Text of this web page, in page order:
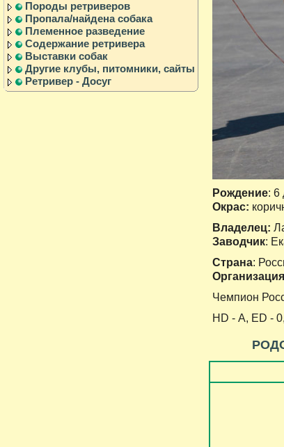
Рождение: 6
Окрас:
Владелец:
Заводчик:
Страна:
Чемпион
HD - А, ED -
Породы ретриверов
Пропала/найдена собака
Племенное разведение
Содержание ретривера
Выставки собак
Другие клубы, питомники, сайты
Ретривер - Досуг